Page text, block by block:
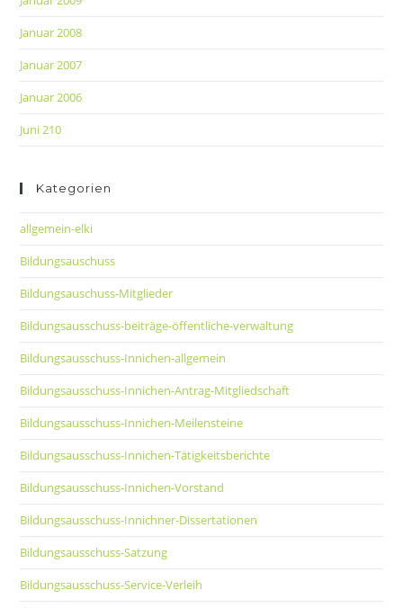
Januar 2008
Januar 2007
Januar 2006
Juni 210
Kategorien
allgemein-elki
Bildungsauschuss
Bildungsauschuss-Mitglieder
Bildungsausschuss-beiträge-öffentliche-verwaltung
Bildungsausschuss-Innichen-allgemein
Bildungsausschuss-Innichen-Antrag-Mitgliedschaft
Bildungsausschuss-Innichen-Meilensteine
Bildungsausschuss-Innichen-Tätigkeitsberichte
Bildungsausschuss-Innichen-Vorstand
Bildungsausschuss-Innichner-Dissertationen
Bildungsausschuss-Satzung
Bildungsausschuss-Service-Verleih